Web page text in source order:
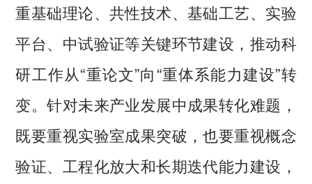
重基础理论、共性技术、基础工艺、实验
平台、中试验证等关键环节建设，推动科
研工作从“重论文”向“重体系能力建设”转
变。针对未来产业发展中成果转化难题，
既要重视实验室成果突破，也要重视概念
验证、工程化放大和长期迭代能力建设，